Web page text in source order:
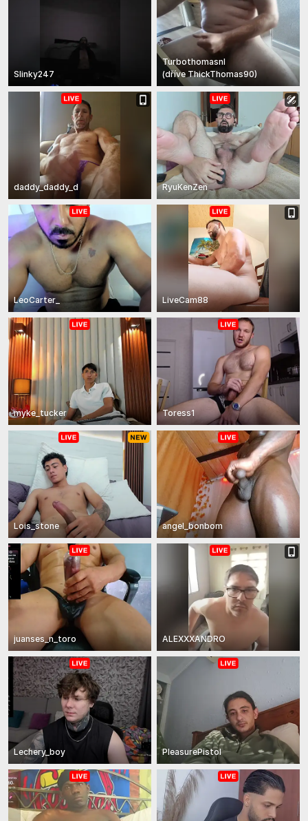
Slinky247
Turbothomasnl
(dříve ThickThomas90)
daddy_daddy_d RyuKenZen
LeoCarter_ LiveCam88
myke_tucker Toress1
Lois_stone angel_bonbom
juanses_n_toro ALEXXXANDRO
Lechery_boy PleasurePistol